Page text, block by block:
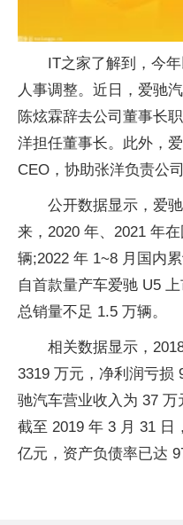
IT之家了解到，今
人事调整。近日，爱驰
陈炫霖辞去公司董事长
洋担任董事长。此外，
CEO，协助张洋负责公
公开数据显示，爱
来，2020 年、2021 年
辆;2022 年 1~8 月国内
自首款量产车爱驰 U5
总销量不足 1.5 万辆。
相关数据显示，
3319 万元，净利润亏损
驰汽车营业收入为 37 万
截至 2019 年 3 月 31 日
亿元，资产负债率已达